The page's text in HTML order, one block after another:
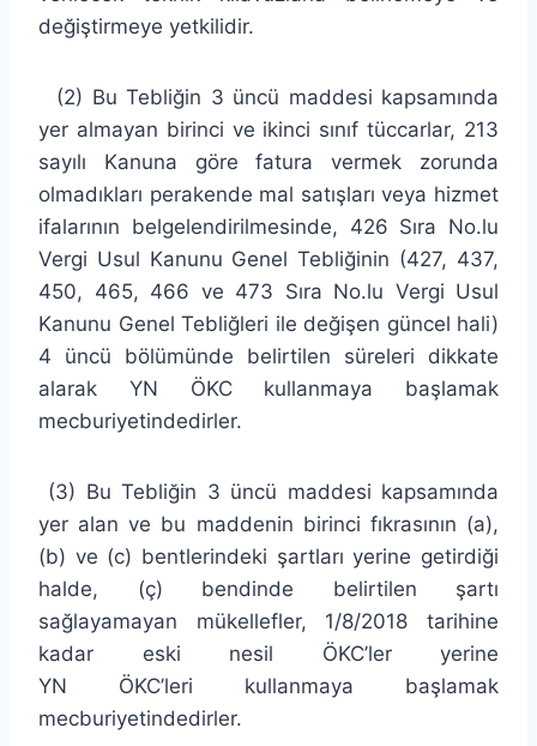
değiştirmeye yetkilidir.
(2) Bu Tebliğin 3 üncü maddesi kapsamında
yer almayan birinci ve ikinci sınıf tüccarlar, 213
sayılı Kanuna göre fatura vermek zorunda
olmadıkları perakende mal satışları veya hizmet
ifalarının belgelendirilmesinde, 426 Sıra No.lu
Vergi Usul Kanunu Genel Tebliğinin (427, 437,
450, 465, 466 ve 473 Sıra No.lu Vergi Usul
Kanunu Genel Tebliğleri ile değişen güncel hali)
4 üncü bölümünde belirtilen süreleri dikkate
alarak YN ÖKC kullanmaya başlamak
mecburiyetindedirler.
(3) Bu Tebliğin 3 üncü maddesi kapsamında
yer alan ve bu maddenin birinci fıkrasının (a),
(b) ve (c) bentlerindeki şartları yerine getirdiği
halde, (ç) bendinde belirtilen şartı
sağlayamayan mükellefler, 1/8/2018 tarihine
kadar eski nesil ÖKC’ler yerine
YN ÖKC’leri kullanmaya başlamak
mecburiyetindedirler.